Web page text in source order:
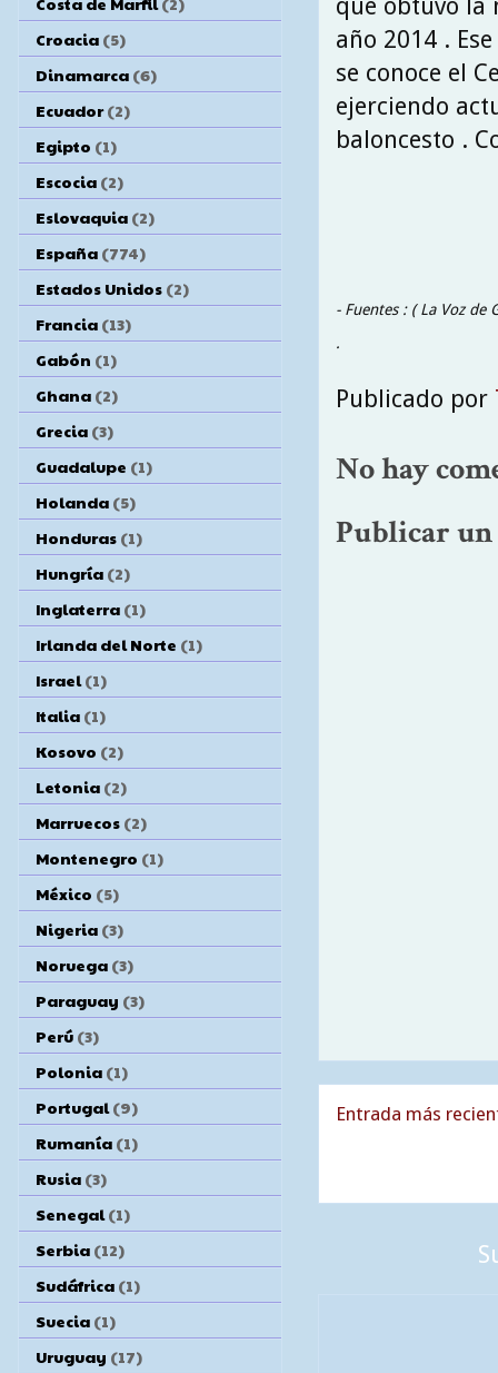
que obtuvo la
año 2014 .
se conoce el
ejerciendo
baloncesto .
- Fuentes : ( La Voz
.
Publicado por
No hay
Publicar
Entrada más
Croacia (5)
Dinamarca (6)
Ecuador (2)
Egipto (1)
Escocia (2)
Eslovaquia (2)
España (774)
Estados Unidos (2)
Francia (13)
Gabón (1)
Ghana (2)
Grecia (3)
Guadalupe (1)
Holanda (5)
Honduras (1)
Hungría (2)
Inglaterra (1)
Irlanda del Norte (1)
Israel (1)
Italia (1)
Kosovo (2)
Letonia (2)
Marruecos (2)
Montenegro (1)
México (5)
Nigeria (3)
Noruega (3)
Paraguay (3)
Perú (3)
Polonia (1)
Portugal (9)
Rumanía (1)
Rusia (3)
Senegal (1)
Serbia (12)
Sudáfrica (1)
Suecia (1)
Uruguay (17)